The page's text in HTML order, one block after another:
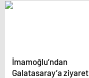
bir adaya ezdirme’
İmamoğlu’ndan
Galatasaray’a ziyaret